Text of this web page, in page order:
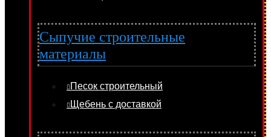
Сыпучие строительные
материалы
Песок строительный
Щебень с доставкой